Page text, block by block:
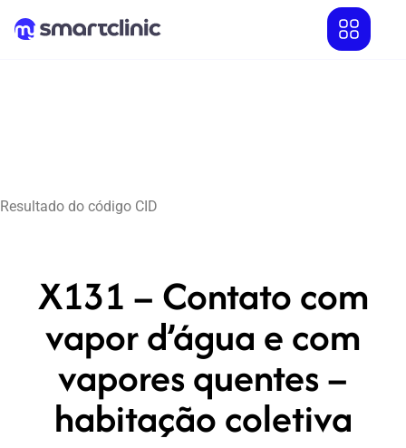
Resultado do código CID
X131 – Contato com
vapor d’água e com
vapores quentes –
habitação coletiva